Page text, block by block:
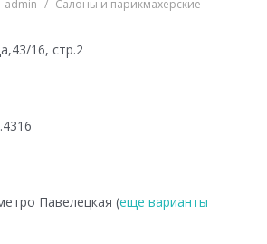
admin Салоны и парикмахерские
16, стр.2
Павелецкая (еще варианты